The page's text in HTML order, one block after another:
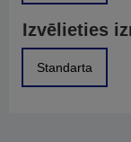
Izvēlieties
Standarta